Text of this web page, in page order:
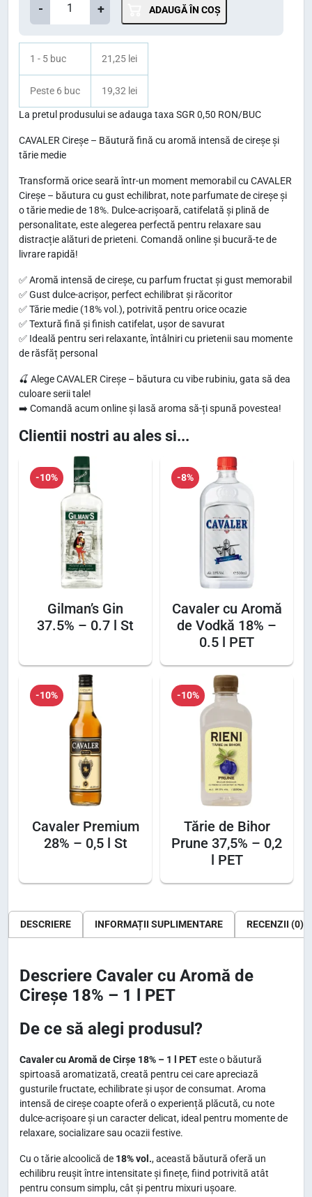
i
n
i
f
o
s
:
2
3
,
1
0
e
i
.
c
u
n
t
t
e
:
1
,
2
5
l
e
.
-
t
i
t
a
e
a
v
l
e
c
u
A
r
m
ă
e
i
E
T
+ ADAUGĂ ÎN COȘ
1 - 5 buc 21,25 lei
Peste 6 buc 19,32 lei
La pretul produsului se adauga taxa SGR 0,50 RON/BUC
CAVALER Cireșe – Băutură fină cu aromă intensă de cireșe și
tărie medie
Transformă orice seară într-un moment memorabil cu CAVALER
Cireșe – băutura cu gust echilibrat, note parfumate de cireșe și
o tărie medie de 18%. Dulce-acrișoară, catifelată și plină de
personalitate, este alegerea perfectă pentru relaxare sau
distracție alături de prieteni. Comandă online și bucură-te de
livrare rapidă!
✅ Aromă intensă de cireșe, cu parfum fructat și gust memorabil
✅ Gust dulce-acrișor, perfect echilibrat și răcoritor
✅ Tărie medie (18% vol.), potrivită pentru orice ocazie
✅ Textură fină și finish catifelat, ușor de savurat
✅ Ideală pentru seri relaxante, întâlniri cu prietenii sau momente
de răsfăț personal
🍒 Alege CAVALER Cireșe – băutura cu vibe rubiniu, gata să dea
culoare serii tale!
➡️ Comandă acum online și lasă aroma să-ți spună povestea!
Clientii nostri au ales si...
-10%
Gilman’s Gin
37.5% – 0.7 l St
-8%
Cavaler cu Aromă
de Vodkă 18% –
0.5 l PET
-10%
Cavaler Premium
28% – 0,5 l St
-10%
Tărie de Bihor
Prune 37,5% – 0,2
l PET
DESCRIERE INFORMAȚII SUPLIMENTARE RECENZII (0)
Descriere Cavaler cu Aromă de
Cireșe 18% – 1 l PET
De ce să alegi produsul?
Cavaler cu Aromă de Cirșe 18% – 1 l PETeste o băutură
spirtoasă aromatizată, creată pentru cei care apreciază
gusturile fructate, echilibrate și ușor de consumat. Aroma
intensă de cireșe coapte oferă o experiență plăcută, cu note
dulce-acrișoare și un caracter delicat, ideal pentru momente de
relaxare, socializare sau ocazii festive.
Cu o tărie alcoolică de 18% vol., această băutură oferă un
echilibru reușit între intensitate și finețe, fiind potrivită atât
pentru consum simplu, cât și pentru mixuri ușoare.